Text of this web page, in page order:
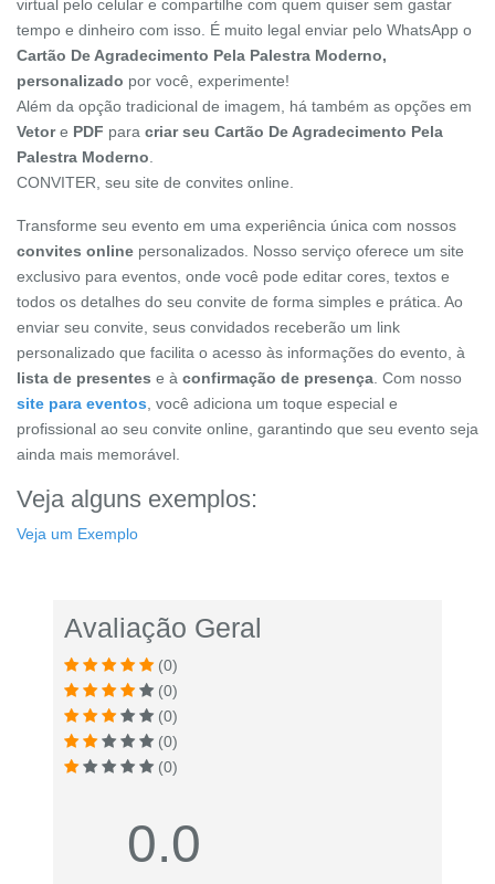
virtual pelo celular e compartilhe com quem quiser sem gastar
tempo e dinheiro com isso. É muito legal enviar pelo WhatsApp o
Cartão De Agradecimento Pela Palestra Moderno,
personalizado por você, experimente!
Além da opção tradicional de imagem, há também as opções em
Vetore PDF para criar seu Cartão De Agradecimento Pela
Palestra Moderno.
CONVITER, seu site de convites online.
Transforme seu evento em uma experiência única com nossos
convites online personalizados. Nosso serviço oferece um site
exclusivo para eventos, onde você pode editar cores, textos e
todos os detalhes do seu convite de forma simples e prática. Ao
enviar seu convite, seus convidados receberão um link
personalizado que facilita o acesso às informações do evento, à
lista de presentes e à confirmação de presença. Com nosso
site para eventos, você adiciona um toque especial e
profissional ao seu convite online, garantindo que seu evento seja
ainda mais memorável.
Veja alguns exemplos:
Veja um Exemplo
Avaliação Geral
(0)
(0)
(0)
(0)
(0)
0.0